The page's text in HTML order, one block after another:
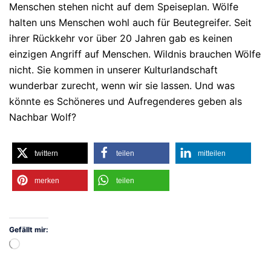
Menschen stehen nicht auf dem Speiseplan. Wölfe
halten uns Menschen wohl auch für Beutegreifer. Seit
ihrer Rückkehr vor über 20 Jahren gab es keinen
einzigen Angriff auf Menschen. Wildnis brauchen Wölfe
nicht. Sie kommen in unserer Kulturlandschaft
wunderbar zurecht, wenn wir sie lassen. Und was
könnte es Schöneres und Aufregenderes geben als
Nachbar Wolf?
twittern teilen mitteilen
merken teilen
Gefällt mir:
Wird